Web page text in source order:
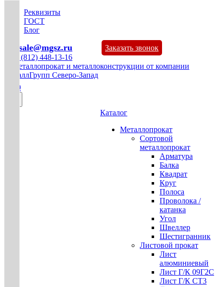
Реквизиты
ГОСТ
Блог
mg-sale@mgsz.ru
Заказать звонок
+7 (812) 448-13-16
0
Каталог
Металлопрокат
Сортовой
металлопрокат
Арматура
Балка
Квадрат
Круг
Полоса
Проволока /
катанка
Угол
Швеллер
Шестигранник
Листовой прокат
Лист
алюминиевый
Лист Г/К 09Г2С
Лист Г/К СТ3